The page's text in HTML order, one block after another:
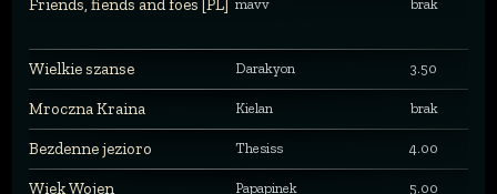
Friends, fiends and foes [PL] mavv brak
Wielkie szanse Darakyon 3.50
Mroczna Kraina Kielan brak
Bezdenne jezioro Thesiss 4.00
Wiek Wojen Papapinek 5.00